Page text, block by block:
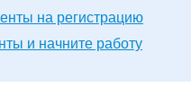
на регистрацию
и начните работу